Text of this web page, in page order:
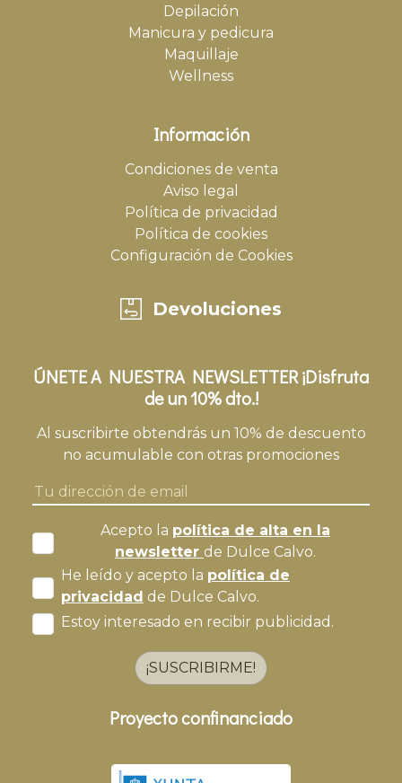
Depilación
Manicura y pedicura
Maquillaje
Wellness
Información
Condiciones de venta
Aviso legal
Política de privacidad
Política de cookies
Configuración de Cookies
Devoluciones
ÚNETE A NUESTRA NEWSLETTER ¡Disfruta
de un 10% dto.!
Al suscribirte obtendrás un 10% de descuento
no acumulable con otras promociones
Acepto la política de alta en la
newsletter de Dulce Calvo.
He leído y acepto la política de
privacidad de Dulce Calvo.
Estoy interesado en recibir publicidad.
¡SUSCRIBIRME!
Proyecto confinanciado